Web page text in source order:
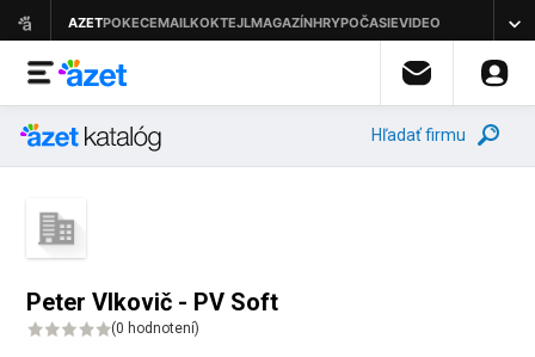
Hľadať firmu
Peter Vlkovič - PV Soft
(0 hodnotení)